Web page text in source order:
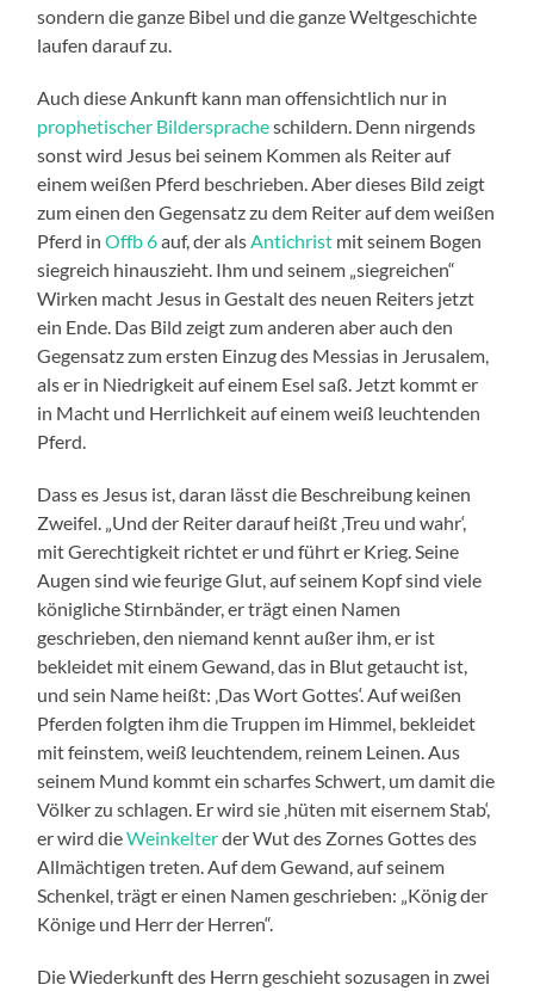
sondern die ganze Bibel und die ganze Weltgeschichte
laufen darauf zu.
Auch diese Ankunft kann man offensichtlich nur in
prophetischer Bilderspracheschildern. Denn nirgends
sonst wird Jesus bei seinem Kommen als Reiter auf
einem weißen Pferd beschrieben. Aber dieses Bild zeigt
zum einen den Gegensatz zu dem Reiter auf dem weißen
Pferd inOffb 6auf, der als Antichrist mit seinem Bogen
siegreich hinauszieht. Ihm und seinem „siegreichen“
Wirken macht Jesus in Gestalt des neuen Reiters jetzt
ein Ende. Das Bild zeigt zum anderen aber auch den
Gegensatz zum ersten Einzug des Messias in Jerusalem,
als er in Niedrigkeit auf einem Esel saß. Jetzt kommt er
in Macht und Herrlichkeit auf einem weiß leuchtenden
Pferd.
Dass es Jesus ist, daran lässt die Beschreibung keinen
Zweifel. „Und der Reiter darauf heißt ‚Treu und wahr‘,
mit Gerechtigkeit richtet er und führt er Krieg. Seine
Augen sind wie feurige Glut, auf seinem Kopf sind viele
königliche Stirnbänder, er trägt einen Namen
geschrieben, den niemand kennt außer ihm, er ist
bekleidet mit einem Gewand, das in Blut getaucht ist,
und sein Name heißt: ‚Das Wort Gottes‘. Auf weißen
Pferden folgten ihm die Truppen im Himmel, bekleidet
mit feinstem, weiß leuchtendem, reinem Leinen. Aus
seinem Mund kommt ein scharfes Schwert, um damit die
Völker zu schlagen. Er wird sie ‚hüten mit eisernem Stab‘,
er wird dieWeinkelterder Wut des Zornes Gottes des
Allmächtigen treten. Auf dem Gewand, auf seinem
Schenkel, trägt er einen Namen geschrieben: „König der
Könige und Herr der Herren“.
Die Wiederkunft des Herrn geschieht sozusagen in zwei